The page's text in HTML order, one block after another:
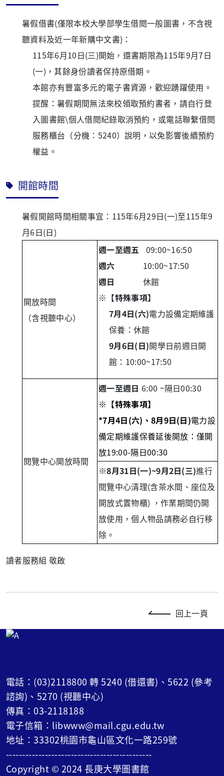
暑假借書(僅限本校大學部學生借閱一般圖書，不含視
聽資料及近一年新購中文書)：
115年6月10日(三)開始，還書期限為115年9月7日
(一)，其餘身份讀者保持原借期。
本館亦有豐富多元的電子書資源，歡迎踴躍使用。
提醒：暑假期間無法來校領取預約書者，請自行登
入圖書館\個人借閱紀錄取消預約，或電話聯繫借閱
服務櫃台（分機：5240）說明，以免影響後續預約
權益。
開館時間
暑假開館時間相關事宜：115年6月29日(一)至115年9
月6日(日)
開放時間
（含視聽中心）
週一至週五 09:00~16:50
週六
10:00~17:50
週日
休館
※ 【特殊事項】
7月4日(六)電力設備定期維護
保養 ： 休館
9月6日(日)開學日前週日開
館 ： 10:00~17:50
閱覽中心開放時間
週一至週日 6:00 ~隔日00:30
※ 【特殊事項】
*7月4日(六)、8月9日(日)電力設
備定期維護保養延後開放：僅開
放19:00-隔日00:30
※8月31日(一)~9月2日(三)進行
閱覽中心清理(含茶水間、座位及
開放式置物櫃) ，作業期間仍開
放使用，個人物品請務必自行移
除。
讀者服務組 敬啟
回上一頁
電話：(03)2118800 轉 5240 (借還書)、5622 (參考
諮詢)、5270 (視聽中心)
傳真：03-2118188
電子信箱：libwww@mail.cgu.edu.tw
地址：33302桃園市龜山區文化一路259號
---------------------------------------------
Copyright © 2024 長庚大學圖書館